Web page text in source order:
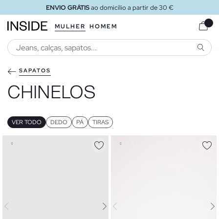
ENVIO GRÁTISao loja
MULHER HOMEM
SAPATOS
CHINELOS
VER TODO DEDO PÁ TIRAS